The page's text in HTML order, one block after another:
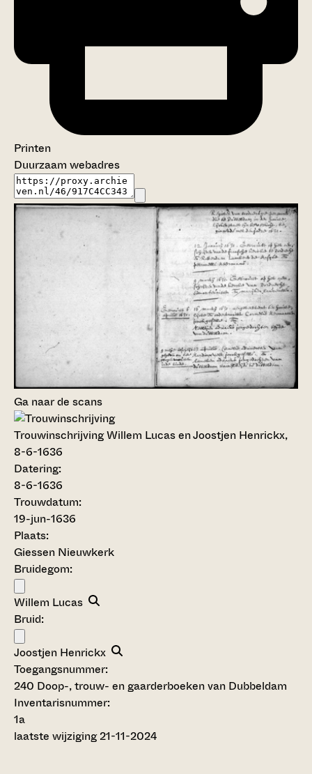
Printen
Duurzaam webadres
Ga naar de scans
Trouwinschrijving Willem Lucas en Joostjen Henrickx,
8-6-1636
Datering:
8-6-1636
Trouwdatum:
19-jun-1636
Plaats:
Giessen Nieuwkerk
Bruidegom:
Willem Lucas
Bruid:
Joostjen Henrickx
Toegangsnummer:
240 Doop-, trouw- en gaarderboeken van Dubbeldam
Inventarisnummer:
1a
laatste wijziging 21-11-2024